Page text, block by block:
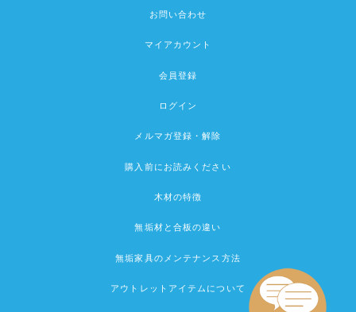
お問い合わせ
マイアカウント
会員登録
ログイン
メルマガ登録・解除
購入前にお読みください
木材の特徴
無垢材と合板の違い
無垢家具のメンテナンス方法
アウトレットアイテムについて